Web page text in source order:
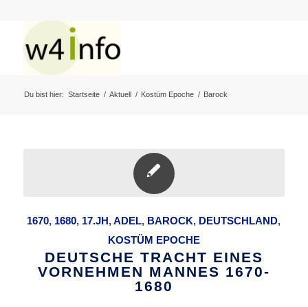
Du bist hier: Startseite / Aktuell / Kostüm Epoche / Barock
1670, 1680, 17.JH,ADEL, BAROCK, DEUTSCHLAND,
KOSTÜM EPOCHE
DEUTSCHE TRACHT EINES
VORNEHMEN MANNES 1670-
1680